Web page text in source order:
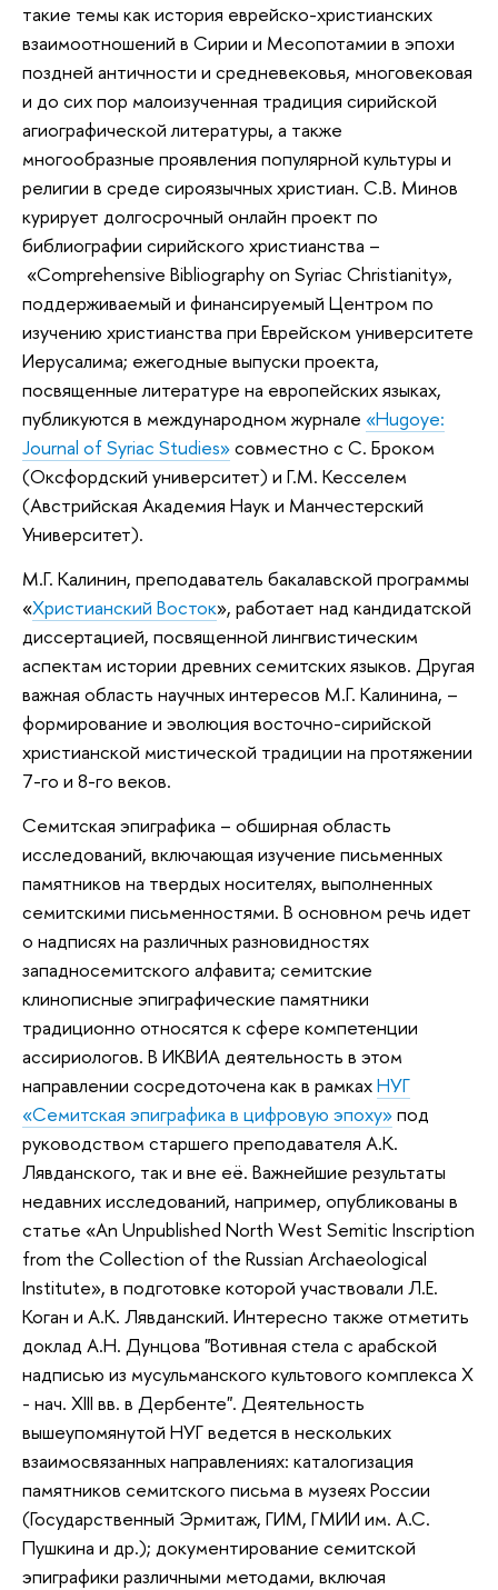
такие темы как история еврейско-христианских
взаимоотношений в Сирии и Месопотамии в эпохи
поздней античности и средневековья, многовековая
и до сих пор малоизученная традиция сирийской
агиографической литературы, а также
многообразные проявления популярной культуры и
религии в среде сироязычных христиан. С.В. Минов
курирует долгосрочный онлайн проект по
библиографии сирийского христианства –
«Comprehensive Bibliography on Syriac Christianity»,
поддерживаемый и финансируемый Центром по
изучению христианства при Еврейском университете
Иерусалима; ежегодные выпуски проекта,
посвященные литературе на европейских языках,
публикуются в международном журнале «Hugoye:
Journal of Syriac Studies»совместно с С. Броком
(Оксфордский университет) и Г.М. Кесселем
(Австрийская Академия Наук и Манчестерский
Университет).
М.Г. Калинин, преподаватель бакалавской программы
«Христианский Восток», работает над кандидатской
диссертацией, посвященной лингвистическим
аспектам истории древних семитских языков. Другая
важная область научных интересов М.Г. Калинина, –
формирование и эволюция восточно-сирийской
христианской мистической традиции на протяжении
7-го и 8-го веков.
Семитская эпиграфика – обширная область
исследований, включающая изучение письменных
памятников на твердых носителях, выполненных
семитскими письменностями. В основном речь идет
о надписях на различных разновидностях
западносемитского алфавита; семитские
клинописные эпиграфические памятники
традиционно относятся к сфере компетенции
ассириологов. В ИКВИА деятельность в этом
направлении сосредоточена как в рамкахНУГ
«Семитская эпиграфика в цифровую эпоху»под
руководством старшего преподавателя А.К.
Лявданского, так и вне её. Важнейшие результаты
недавних исследований, например, опубликованы в
статье «An Unpublished North West Semitic Inscription
from the Collection of the Russian Archaeological
Institute», в подготовке которой участвовали Л.Е.
Коган и А.К. Лявданский. Интересно также отметить
доклад А.Н. Дунцова "Вотивная стела с арабской
надписью из мусульманского культового комплекса X
- нач. XIII вв. в Дербенте". Деятельность
вышеупомянутой НУГ ведется в нескольких
взаимосвязанных направлениях: каталогизация
памятников семитского письма в музеях России
(Государственный Эрмитаж, ГИМ, ГМИИ им. А.С.
Пушкина и др.); документирование семитской
эпиграфики различными методами, включая